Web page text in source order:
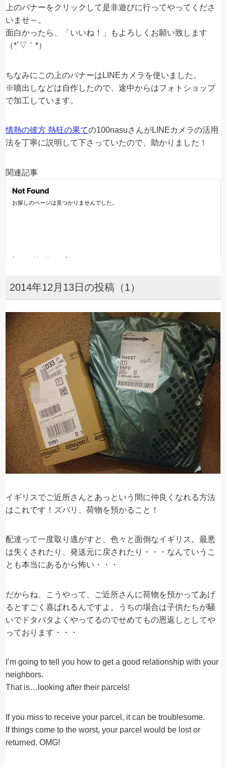
上のバナーをクリックして是非遊びに行ってやってくださ
いませ～。
面白かったら、「いいね！」もよろしくお願い致します
（*´▽｀*）
ちなみにこの上のバナーはLINEカメラを使いました。
※噴出しなどは自作したので、途中からはフォトショップ
で加工しています。
情熱の彼方 熱狂の果ての100nasuさんがLINEカメラの活用
法を丁寧に説明して下さっていたので、助かりました！
関連記事
2014年12月13日の投稿（1）
イギリスでご近所さんとあっという間に仲良くなれる方法
はこれです！ズバリ、荷物を預かること！
配達って一度取り逃がすと、色々と面倒なイギリス。最悪
は失くされたり、発送元に戻されたり・・・なんていうこ
とも本当にあるから怖い・・・
だからね、こうやって、ご近所さんに荷物を預かってあげ
るとすごく喜ばれるんですよ。うちの場合は子供たちが騒
いでドタバタよくやってるのでせめてもの恩返しとしてや
っております・・・
I’m going to tell you how to get a good relationship with your
neighbors.
That is…looking after their parcels!
If you miss to receive your parcel, it can be troublesome.
If things come to the worst, your parcel would be lost or
returned. OMG!